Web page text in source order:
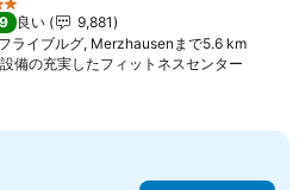
を表示
テルのランク
良い
9,881
フライブルグ, Merzhausenまで5.6 km
設備の充実したフィットネスセンター